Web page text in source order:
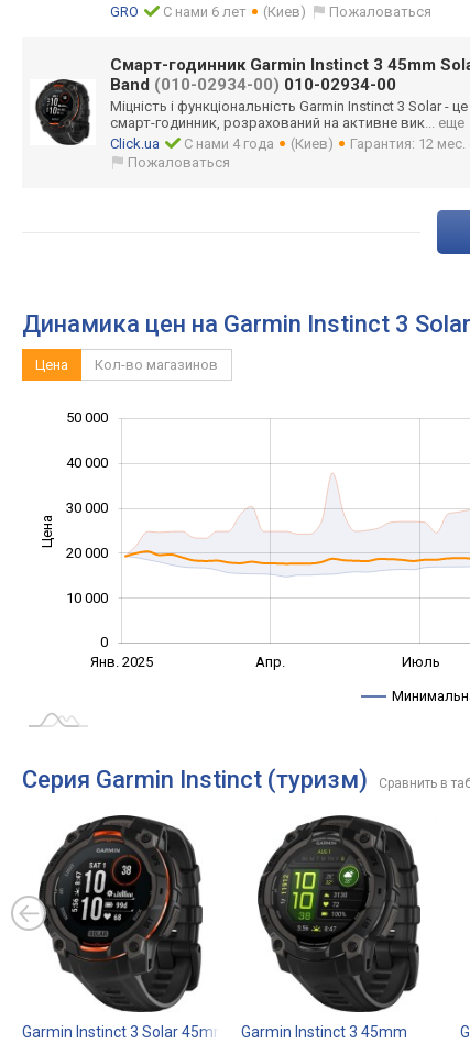
GRO
С нами 6 лет (Киев) Пожаловаться
Смарт-годинник Garmin Instinct 3 45mm
Band (010-02934-00) 010-02934-00
Міцність і функціональність Garmin Instinct 3 Solar - це
смарт-годинник, розрахований на активне вик... еще
Click.ua
С нами 4 года (Киев)
Гарантия: 12
Пожаловаться
Динамика цен на Garmin Instinct 3 Solar
Цена Кол-во магазинов
Цена
0
10 000
20 000
30 000
40 000
50 000
L
Янв. 2025 Апр. Июль
Окт.
Серия Garmin Instinct (туризм) Сравнить в
Garmin Instinct 3 Solar 45mm Garmin Instinct 3 45mm